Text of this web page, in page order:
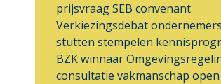
prijsvraagSEB convenant
Verkiezingsdebat
stutten stempelen
BZKwinnaar
consultatie vakmanschap